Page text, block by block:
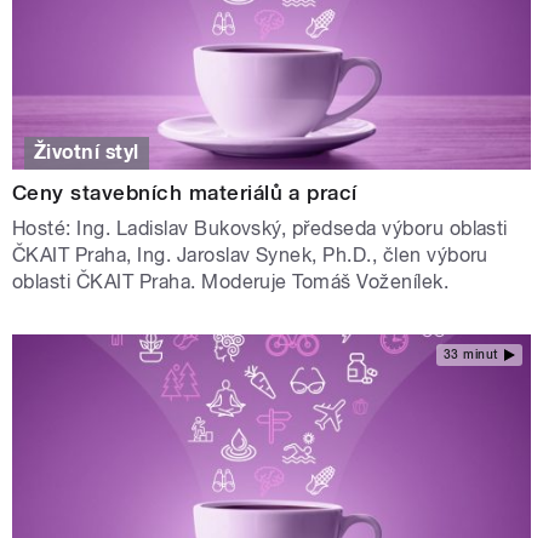
Životní styl
Ceny stavebních materiálů a prací
Hosté: Ing. Ladislav Bukovský, předseda výboru oblasti
ČKAIT Praha, Ing. Jaroslav Synek, Ph.D., člen výboru
oblasti ČKAIT Praha. Moderuje Tomáš Voženílek.
33 minut